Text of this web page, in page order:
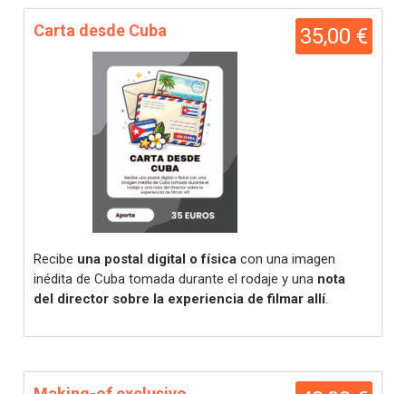
35,00 €
Carta desde Cuba
Recibe una postal digital o física con una imagen
inédita de Cuba tomada durante el rodaje y una nota
del director sobre la experiencia de filmar allí.